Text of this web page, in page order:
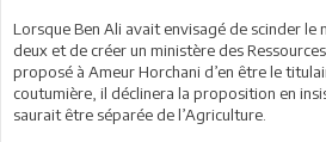
Lorsque Ben Ali avait envisagé de scinder le
deux et de créer un ministère des
proposé à Ameur Horchani d’en être le
coutumière, il déclinera la proposition en
saurait être séparée de l’Agriculture.